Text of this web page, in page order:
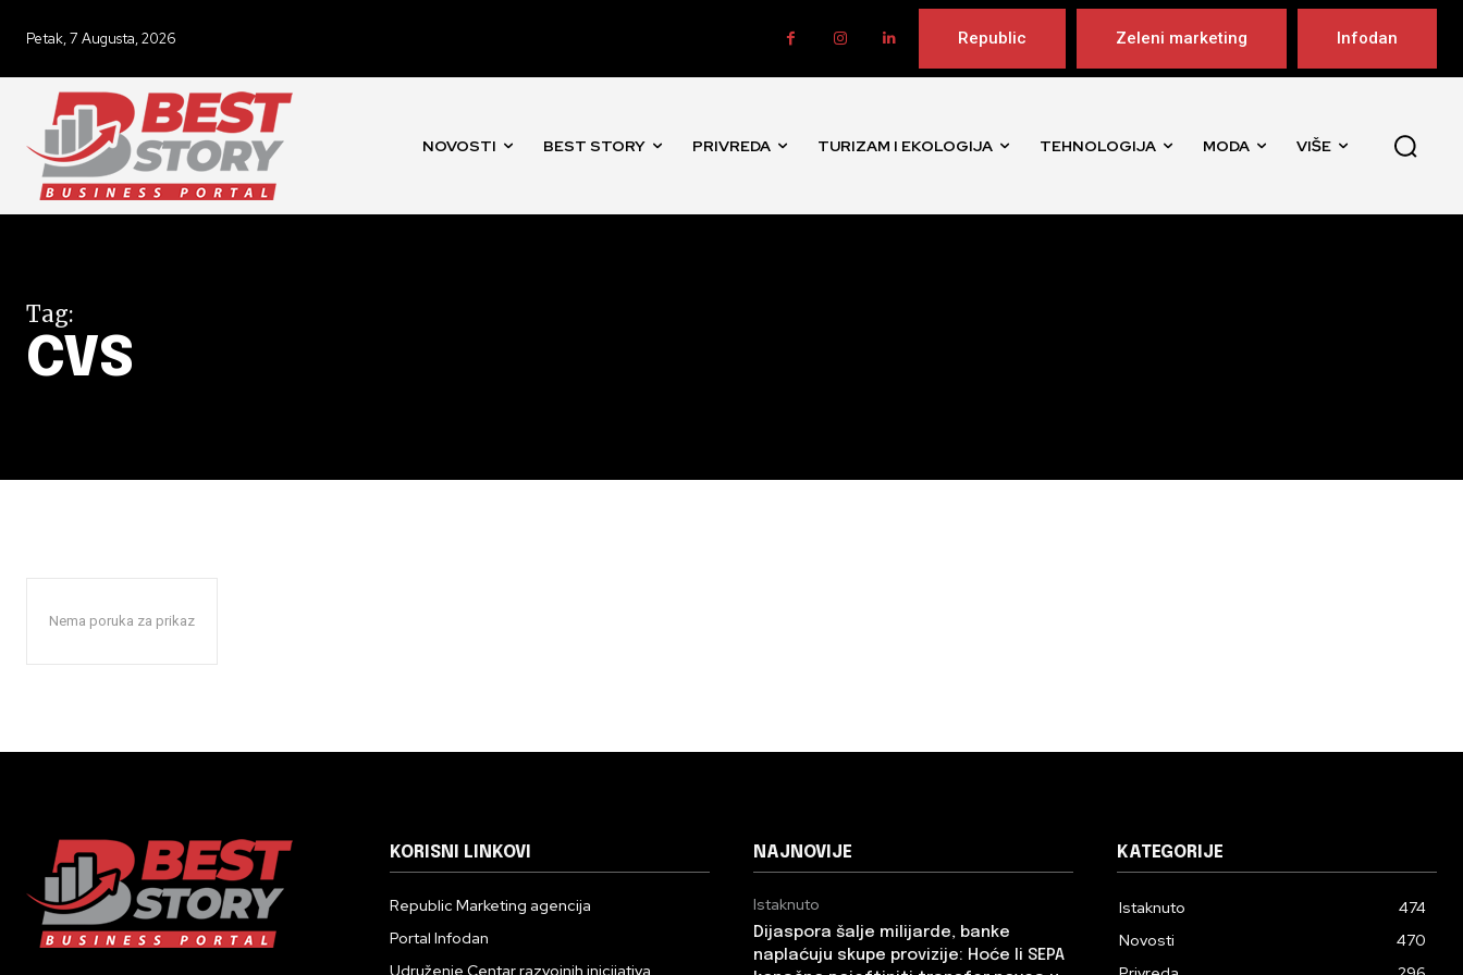
Petak, 7 Augusta, 2026 Republic Zeleni marketing Infodan
NOVOSTI BEST STORY PRIVREDA TURIZAM I EKOLOGIJA TEHNOLOGIJA MODA VIŠE
Tag:
CVS
Nema poruka za prikaz
KORISNI LINKOVI
Republic Marketing agencija
Portal Infodan
Udruženje Centar razvojnih inicijativa
NAJNOVIJE
Istaknuto
Dijaspora šalje milijarde, banke
naplaćuju skupe provizije: Hoće li SEPA
KATEGORIJE
Istaknuto
474
Novosti
470